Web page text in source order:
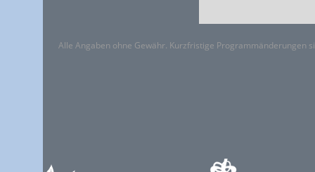
Alle Angaben ohne Gewähr. Kurzfristige Programmänderungen